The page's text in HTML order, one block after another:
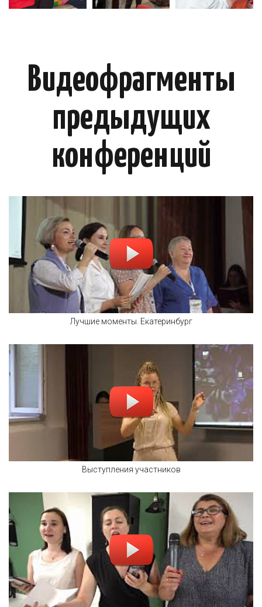
Видеофрагменты
предыдущих
конференций
Лучшие моменты. Екатеринбург
Выступления участников